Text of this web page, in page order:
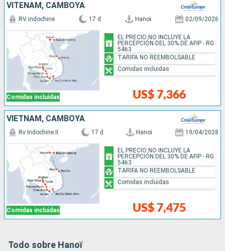
VITENAM, CAMBOYA
Comidas incluidas
RV indochine 17 d Hanoï 02/09/2026
US$ 7,366
EL PRECIO NO INCLUYE LA
PERCEPCIÓN DEL 30% DE AFIP - RG
5463
TARIFA NO REEMBOLSABLE
Comidas incluidas
VIETNAM, CAMBOYA
Comidas incluidas
Rv Indochine II 17 d Hanoï 19/04/2028
US$ 7,475
EL PRECIO NO INCLUYE LA
PERCEPCIÓN DEL 30% DE AFIP - RG
5463
TARIFA NO REEMBOLSABLE
Comidas incluidas
Todo sobre Hanoï